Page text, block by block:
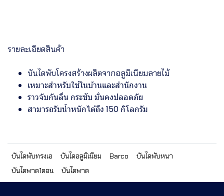
รายละเอียดสินค้า
บันไดพับโครงสร้างผลิตจากอลูมิเนียมลายไม้
เหมาะสำหรับใช้ในบ้านและสำนักงาน
ราวจับกันลื่น กระชับ มั่นคงปลอดภัย
สามารถรับน้ำหนักได้ถึง 150 กิโลกรัม
บันไดพับทรงเอ บันไดอลูมิเนียม Barco
บันไดพับหนา
บันไดพาด1ตอน
บันไดพาด